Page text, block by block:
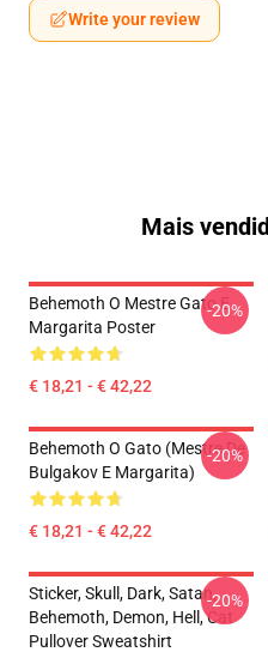
Write your review
Mais
Behemoth O Mestre Gato E
Margarita Poster
€ 18,21 - € 42,22
-20%
Behemoth O Gato (Mestre De
Bulgakov E Margarita)
€ 18,21 - € 42,22
-20%
Sticker, Skull, Dark, Satan,
Behemoth, Demon, Hell, Cat
Pullover Sweatshirt
-20%